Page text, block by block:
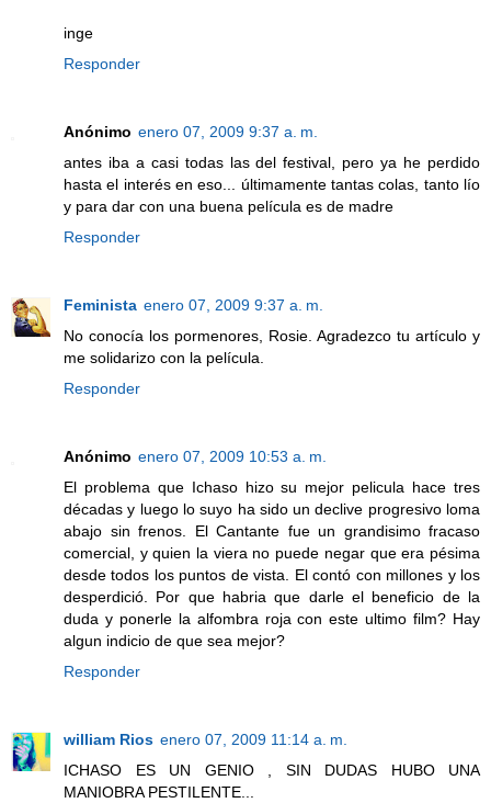
inge
Responder
Anónimo enero 07, 2009 9:37 a. m.
antes iba a casi todas las del festival, pero ya he perdido
hasta el interés en eso... últimamente tantas colas, tanto lío
y para dar con una buena película es de madre
Responder
Feminista enero 07, 2009 9:37 a. m.
No conocía los pormenores, Rosie. Agradezco tu artículo y
me solidarizo con la película.
Responder
Anónimo enero 07, 2009 10:53 a. m.
El problema que Ichaso hizo su mejor pelicula hace tres
décadas y luego lo suyo ha sido un declive progresivo loma
abajo sin frenos. El Cantante fue un grandisimo fracaso
comercial, y quien la viera no puede negar que era pésima
desde todos los puntos de vista. El contó con millones y los
desperdició. Por que habria que darle el beneficio de la
duda y ponerle la alfombra roja con este ultimo film? Hay
algun indicio de que sea mejor?
Responder
william Rios enero 07, 2009 11:14 a. m.
ICHASO ES UN GENIO , SIN DUDAS HUBO UNA
MANIOBRA PESTILENTE...